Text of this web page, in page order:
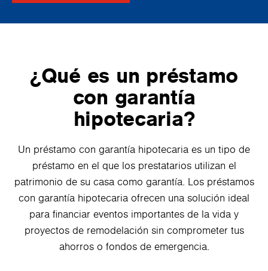
¿Qué es un préstamo
con garantía
hipotecaria?
Un préstamo con garantía hipotecaria es un tipo de
préstamo en el que los prestatarios utilizan el
patrimonio de su casa como garantía. Los préstamos
con garantía hipotecaria ofrecen una solución ideal
para financiar eventos importantes de la vida y
proyectos de remodelación sin comprometer tus
ahorros o fondos de emergencia.